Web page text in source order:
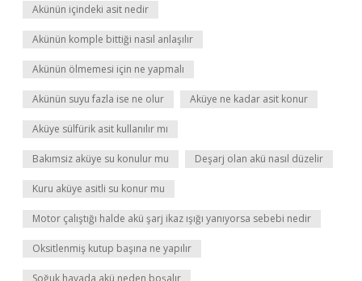
Akünün içindeki asit nedir
Akünün komple bittiği nasıl anlaşılır
Akünün ölmemesi için ne yapmalı
Akünün suyu fazla ise ne olur Aküye ne kadar asit konur
Aküye sülfürik asit kullanılır mı
Bakımsiz aküye su konulur mu Deşarj olan akü nasıl düzelir
Kuru aküye asitli su konur mu
Motor çalıştığı halde akü şarj ikaz ışığı yanıyorsa sebebi nedir
Oksitlenmiş kutup başına ne yapılır
Soğuk havada akü neden boşalır